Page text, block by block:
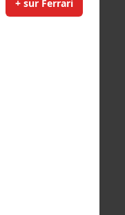
+ sur Ferrari